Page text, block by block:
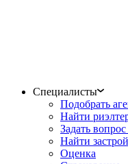
Специалисты
Подобрать
Найти
Задать
Найти
Оценка